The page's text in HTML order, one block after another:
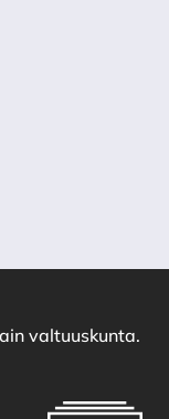
valtuuskunta.